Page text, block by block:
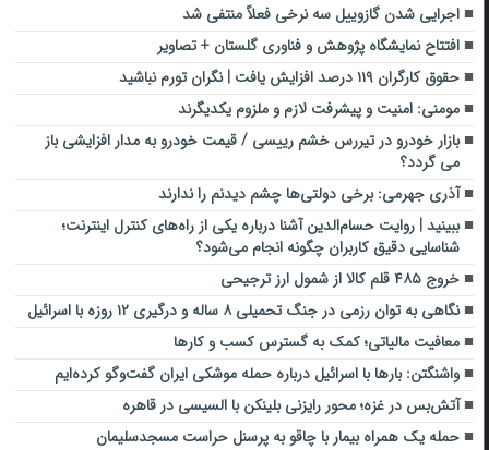
اجرایی شدن گازوییل سه نرخی فعلاً منتفی شد
افتتاح نمایشگاه پژوهش و فناوری گلستان + تصاویر
حقوق کارگران ۱۱۹ درصد افزایش یافت | نگران تورم نباشید
مومنی: امنیت و پیشرفت لازم و ملزوم یکدیگرند
بازار خودرو در تیررس خشم رییسی / قیمت خودرو به مدار افزایشی باز
می گردد؟
آذری جهرمی: برخی دولتی‌ها چشم دیدنم را ندارند
ببینید | روایت حسام‌الدین آشنا درباره یکی از راه‌های کنترل اینترنت؛
شناسایی دقیق کاربران چگونه انجام می‌شود؟
خروج ۴۸۵ قلم کالا از شمول ارز ترجیحی
نگاهی به توان رزمی در جنگ تحمیلی ۸ ساله و درگیری ۱۲ روزه با اسرائیل
معافیت مالیاتی؛ کمک به گسترس کسب و کارها
واشنگتن: بارها با اسرائیل درباره حمله موشکی ایران گفت‌وگو کرده‌ایم
آتش‌بس در غزه؛ محور رایزنی بلینکن با السیسی در قاهره
حمله یک همراه بیمار با چاقو به پرسنل حراست مسجدسلیمان